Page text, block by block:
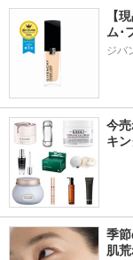
【
ジバ
今
キ
季
肌